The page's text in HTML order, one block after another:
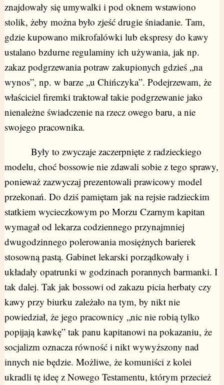
znajdowały się umywalki i pod oknem wstawiono
stolik, żeby można było zjeść drugie śniadanie. Tam,
gdzie kupowano mikrofalówki lub ekspresy do kawy
ustalano bzdurne regulaminy ich używania, jak np.
zakaz podgrzewania potraw zakupionych gdzieś „na
wynos”, np. w barze „u Chińczyka”. Podejrzewam, że
właściciel firemki traktował takie podgrzewanie jako
nienależne świadczenie na rzecz owego baru, a nie
swojego pracownika.
Były to zwyczaje zaczerpnięte z radzieckiego
modelu, choć bossowie nie zdawali sobie z tego sprawy,
ponieważ zazwyczaj prezentowali prawicowy model
przekonań. Do dziś pamiętam jak na rejsie radzieckim
statkiem wycieczkowym po Morzu Czarnym kapitan
wymagał od lekarza codziennego przynajmniej
dwugodzinnego polerowania mosiężnych barierek
stosowną pastą. Gabinet lekarski porządkowały i
układały opatrunki w godzinach porannych barmanki. I
tak dalej. Tak jak bossowi od zakazu picia herbaty czy
kawy przy biurku zależało na tym, by nikt nie
powiedział, że jego pracownicy „nic nie robią tylko
popijają kawkę” tak panu kapitanowi na pokazaniu, że
socjalizm oznacza równość i nikt wywyższony nad
innych nie będzie. Możliwe, że komuniści z kolei
ukradli tę ideę z Nowego Testamentu, którym przecież